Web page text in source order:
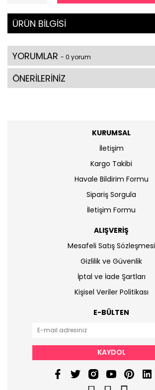
ÜRÜN BİLGİSİ
YORUMLAR - 0 yorum
ÖNERİLERİNİZ
KURUMSAL
İletişim
Kargo Takibi
Havale Bildirim Formu
Sipariş Sorgula
İletişim Formu
ALIŞVERİŞ
Mesafeli Satış Sözleşmesi
Gizlilik ve Güvenlik
İptal ve İade Şartları
Kişisel Veriler Politikası
E-BÜLTEN
KAYDOL